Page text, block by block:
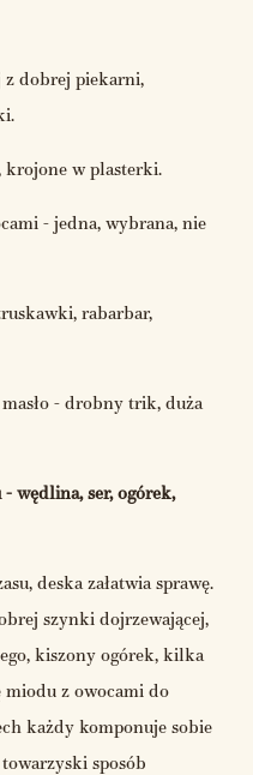
z dobrej piekarni,
krojone w plasterki.
- jedna, wybrana, nie
rabarbar,
- drobny trik, duża
wędlina, ser, ogórek,
deska załatwia sprawę.
szynki dojrzewającej,
kiszony ogórek, kilka
miodu z owocami do
każdy komponuje sobie
sposób